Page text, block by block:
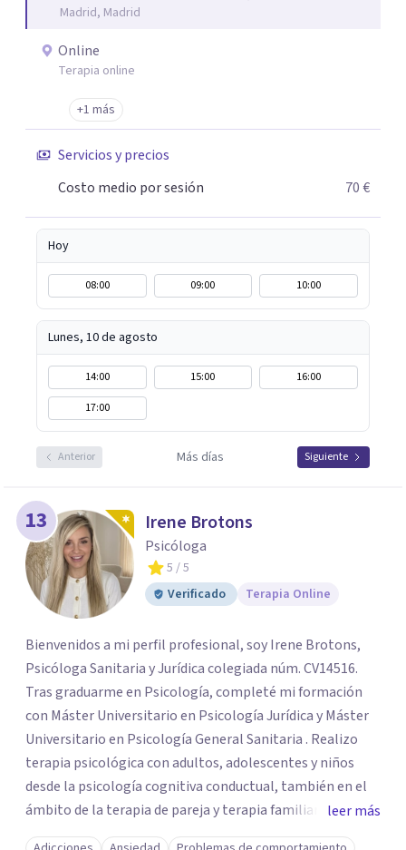
Madrid, Madrid
Online
Terapia online
+1 más
Servicios y precios
Costo medio por sesión
70 €
Hoy
08:00 09:00 10:00
Lunes, 10 de agosto
14:00 15:00
16:00
17:00
Anterior Más días Siguiente
13 Irene Brotons
Psicóloga
5 / 5
Verificado
Terapia Online
Bienvenidos a mi perfil profesional, soy Irene Brotons,
Psicóloga Sanitaria y Jurídica colegiada núm. CV14516.
Tras graduarme en Psicología, completé mi formación
con Máster Universitario en Psicología Jurídica y Máster
Universitario en Psicología General Sanitaria . Realizo
terapia psicológica con adultos, adolescentes y niños
desde la psicología cognitiva conductual, también en el
ámbito de la terapia de pareja y terapia familiar. Como
psicóloga jurídico forense, realizo informes periciales
leer más